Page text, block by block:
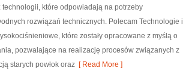
technologii, które odpowiadają na potrzeby
rozwiązań technicznych. Polecam Technologie i
które zostały opracowane z myślą o
pozwalające na realizację procesów związanych z
starych powłok oraz [ Read More ]